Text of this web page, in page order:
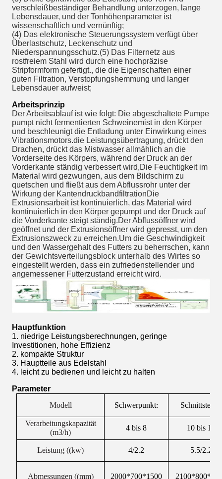
verschleißbeständiger Behandlung unterzogen, lange
Lebensdauer, und der Tonhöhenparameter ist
wissenschaftlich und vernünftig;
(4) Das elektronische Steuerungssystem verfügt über
Überlastschutz, Leckenschutz und
Niederspannungsschutz.(5) Das Filternetz aus
rostfreiem Stahl wird durch eine hochpräzise
Stripformform gefertigt., die die Eigenschaften einer
guten Filtration, Verstopfungshemmung und langer
Lebensdauer aufweist;
Arbeitsprinzip
Der Arbeitsablauf ist wie folgt: Die abgeschaltete Pumpe
pumpt nicht fermentierten Schweinemist in den Körper
und beschleunigt die Entladung unter Einwirkung eines
Vibrationsmotors.die Leistungsübertragung, drückt den
Drachen, drückt das Mistwasser allmählich an die
Vorderseite des Körpers, während der Druck an der
Vorderkante ständig verbessert wird,Die Feuchtigkeit im
Material wird gezwungen, aus dem Bildschirm zu
quetschen und fließt aus dem Abflussrohr unter der
Wirkung der KantendruckbandfiltrationDie
Extrusionsarbeit ist kontinuierlich, das Material wird
kontinuierlich in den Körper gepumpt und der Druck auf
die Vorderkante steigt ständig.Der Abflussöffner wird
geöffnet und der Extrusionsöffner wird gepresst, um den
Extrusionszweck zu erreichen.Um die Geschwindigkeit
und den Wassergehalt des Futters zu beherrschen, kann
der Gewichtsverteilungsblock unterhalb des Wirtes so
eingestellt werden, dass ein zufriedenstellender und
angemessener Futterzustand erreicht wird.
Hauptfunktion
1. niedrige Leistungsberechnungen, geringe
Investitionen, hohe Effizienz
2. kompakte Struktur
3. Hauptteile aus Edelstahl
4. leicht zu bedienen und leicht zu halten
Parameter
Modell
Schwerpunkt: Schnittstellen
Verarbeitungskapazität
(m3/h)
4 bis 8 10 bis 15
Leistung ((kw) 4/2.2 5.5/2.2
Abmessungen ((mm) 2000*700*1500